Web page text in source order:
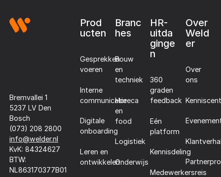
Bremvallei 1
5237 LV Den
Bosch
(073) 208 2800
info@welder.nl
KvK: 84324627
BTW:
NL863170377B01
Prod
ucten
Gesprekken
voeren
Interne
communicatie
Digitale
onboarding
Leren en
ontwikkelen
Branc
hes
Bouw
en
techniek
Horeca
en
food
Logistiek
Onderwijs
HR-
uitda
ginge
n
360
graden
feedback
Eén
platform
Kennisdeling
Medewerkersreis
Over
Weld
er
Over
ons